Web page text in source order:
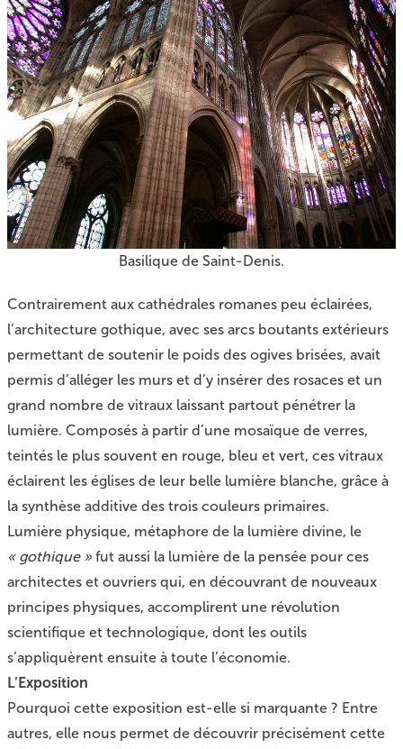
Basilique de Saint-Denis.
Contrairement aux cathédrales romanes peu éclairées,
l’architecture gothique, avec ses arcs boutants extérieurs
permettant de soutenir le poids des ogives brisées, avait
permis d’alléger les murs et d’y insérer des rosaces et un
grand nombre de vitraux laissant partout pénétrer la
lumière. Composés à partir d’une mosaïque de verres,
teintés le plus souvent en rouge, bleu et vert, ces vitraux
éclairent les églises de leur belle lumière blanche, grâce à
la synthèse additive des trois couleurs primaires.
Lumière physique, métaphore de la lumière divine, le
« gothique »fut aussi la lumière de la pensée pour ces
architectes et ouvriers qui, en découvrant de nouveaux
principes physiques, accomplirent une révolution
scientifique et technologique, dont les outils
s’appliquèrent ensuite à toute l’économie.
L’Exposition
Pourquoi cette exposition est-elle si marquante ? Entre
autres, elle nous permet de découvrir précisément cette